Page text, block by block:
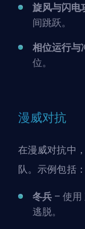
旋风与闪电
间跳跃。
相位运行与
位。
漫威对抗
在漫威对抗中
队。示例包括：
冬兵 – 使用
逃脱。